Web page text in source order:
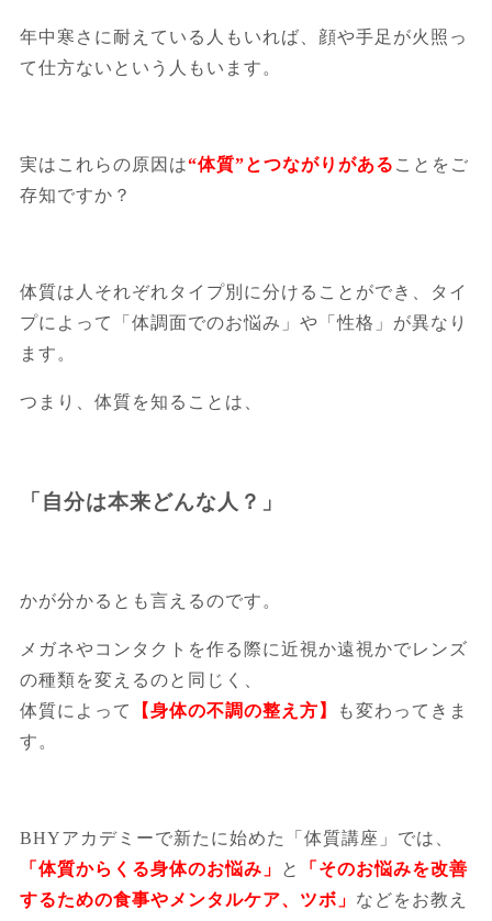
年中寒さに耐えている人もいれば、顔や手足が火照っ
て仕方ないという人もいます。
実はこれらの原因は“体質”とつながりがある ことをご
存知ですか？
体質は人それぞれタイプ別に分けることができ、タイ
プによって「体調面でのお悩み」や「性格」が異なり
ます。
つまり、体質を知ることは、
「自分は本来どんな人？」
かが分かるとも言えるのです。
メガネやコンタクトを作る際に近視か遠視かでレンズ
の種類を変えるのと同じく、
体質によって
【身体の不調の整え方】
も変わってきま
す。
BHYアカデミーで新たに始めた「体質講座」では、
「体質からくる身体のお悩み」
と
「そのお悩みを改善
するための食事やメンタルケア、ツボ」 などをお教え